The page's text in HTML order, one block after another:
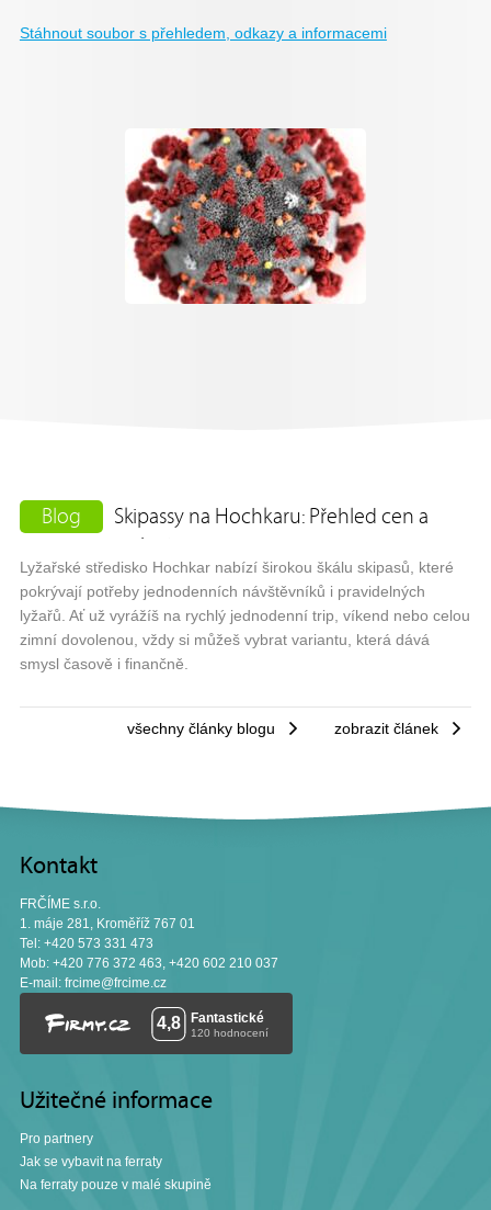
Stáhnout soubor s přehledem, odkazy a informacemi
Blog
Skipassy na Hochkaru: Přehled cen a
Lyžařské středisko Hochkar nabízí širokou škálu skipasů, které
pokrývají potřeby jednodenních návštěvníků i pravidelných
lyžařů. Ať už vyrážíš na rychlý jednodenní trip, víkend nebo celou
zimní dovolenou, vždy si můžeš vybrat variantu, která dává
smysl časově i finančně.
všechny články blogu zobrazit článek
Kontakt
FRČÍME s.r.o.
1. máje 281, Kroměříž 767 01
Tel: +420 573 331 473
Mob: +420 776 372 463, +420 602 210 037
E-mail: frcime@frcime.cz
Užitečné informace
Pro partnery
Jak se vybavit na ferraty
Na ferraty pouze v malé skupině